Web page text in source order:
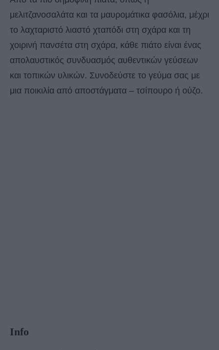
μελιτζανοσαλάτα και τα μαυρομάτικα φασόλια, μέχρι
το λαχταριστό λιαστό χταπόδι στη σχάρα και τη
χοιρινή πανσέτα στη σχάρα, κάθε πιάτο είναι ένας
απολαυστικός συνδυασμός αυθεντικών γεύσεων
και τοπικών υλικών. Συνοδεύστε το γεύμα σας με
μια ποικιλία από αποστάγματα – τσίπουρο ή ούζο.
Info